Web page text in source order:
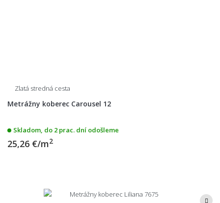
Zlatá stredná cesta
Metrážny koberec Carousel 12
Skladom, do 2 prac. dní odošleme
25,26 €/m2